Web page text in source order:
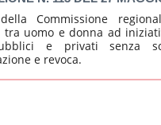
Commissione
uomo e donna ad
e privati senza
e revoca.